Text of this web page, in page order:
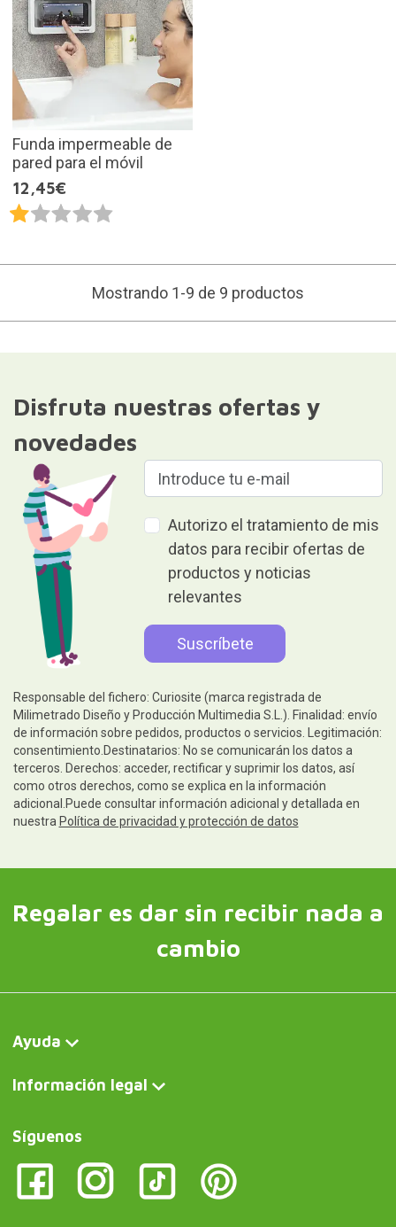
Funda impermeable de
pared para el móvil
12,45€
Mostrando 1-9 de 9 productos
Disfruta nuestras ofertas y
novedades
Autorizo el tratamiento de mis
datos para recibir ofertas de
productos y noticias
relevantes
Responsable del fichero: Curiosite (marca registrada de
Milimetrado Diseño y Producción Multimedia S.L.). Finalidad: envío
de información sobre pedidos, productos o servicios. Legitimación:
consentimiento.Destinatarios: No se comunicarán los datos a
terceros. Derechos: acceder, rectificar y suprimir los datos, así
como otros derechos, como se explica en la información
adicional.Puede consultar información adicional y detallada en
nuestra Política de privacidad y protección de datos
Regalar es dar sin recibir nada a
cambio
Ayuda
Información legal
Síguenos